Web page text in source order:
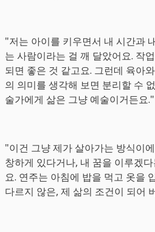
"저는 아이를 키우면서 내 시간과
는 사람이라는 걸 깨 달았어요. 작
되면 좋은 것 같고요. 그런데 육아
의 의미를 생각해 보면 분리할 수
술가에게 삶은 그냥 예술이거든요
"이건 그냥 제가 살아가는 방식이
창하게 있다거나, 내 꿈을 이루겠
요. 연주는 아침에 밥을 먹고 옷을
다르지 않은, 제 삶의 조건이 되어